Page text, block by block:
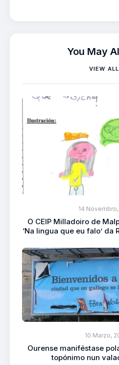
You May
VIEW ALL
14
O CEIP Milladoiro de
‘Na lingua que eu falo’ da
10 Marzo,
Ourense maniféstase
topónimo nun